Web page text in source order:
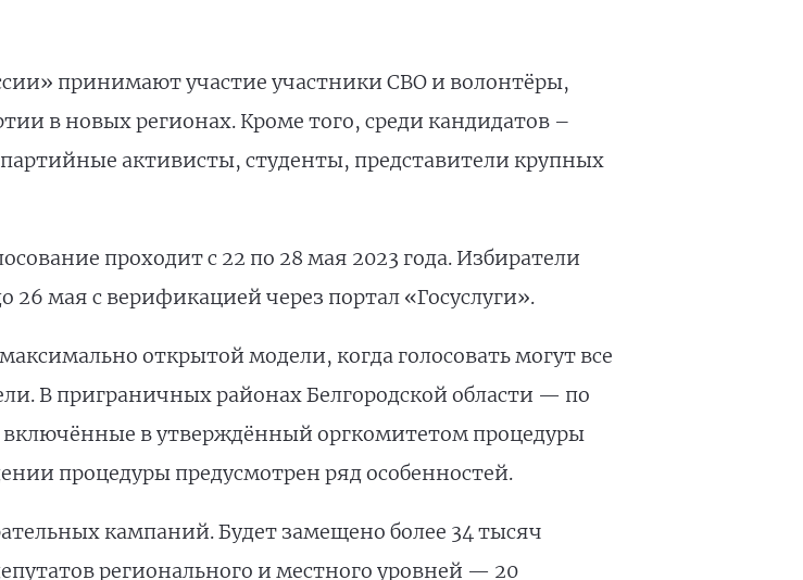
принимают участие участники СВО и волонтёры,
в новых регионах. Кроме того, среди кандидатов –
активисты, студенты, представители крупных
проходит с 22 по 28 мая 2023 года. Избиратели
26 мая с верификацией через портал «Госуслуги».
открытой модели, когда голосовать могут все
В приграничных районах Белгородской области — по
включённые в утверждённый оргкомитетом процедуры
процедуры предусмотрен ряд особенностей.
кампаний. Будет замещено более 34 тысяч
регионального и местного уровней — 20